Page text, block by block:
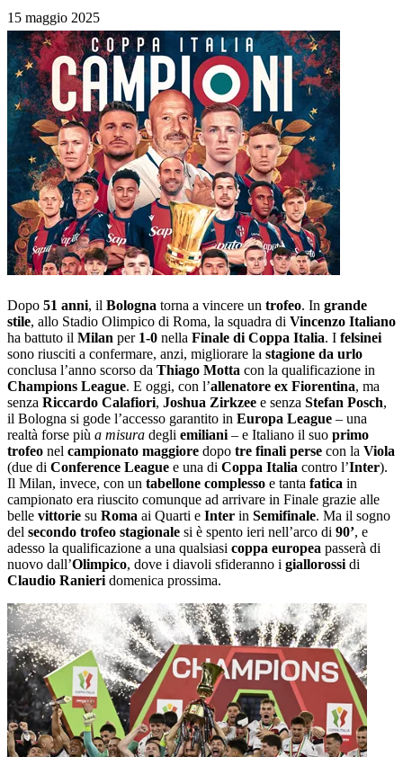
15 maggio 2025
Dopo 51 anni, il Bologna torna a vincere un trofeo. In grande
stile, allo Stadio Olimpico di Roma, la squadra di Vincenzo Italiano
ha battuto il Milan per 1-0 nella Finale di Coppa Italia. I felsinei
sono riusciti a confermare, anzi, migliorare la stagione da urlo
conclusa l’anno scorso da Thiago Motta con la qualificazione in
Champions League. E oggi, con l’allenatore ex Fiorentina, ma
senza Riccardo Calafiori, Joshua Zirkzee e senza Stefan Posch,
il Bologna si gode l’accesso garantito in Europa League – una
realtà forse più a misura degli emiliani – e Italiano il suo primo
trofeo nel campionato maggiore dopo tre finali perse con la Viola
(due di Conference League e una di Coppa Italia contro l’Inter).
Il Milan, invece, con un tabellone complesso e tanta fatica in
campionato era riuscito comunque ad arrivare in Finale grazie alle
belle vittorie su Roma ai Quarti e Inter in Semifinale. Ma il sogno
del secondo trofeo stagionale si è spento ieri nell’arco di 90’, e
adesso la qualificazione a una qualsiasi coppa europea passerà di
nuovo dall’Olimpico, dove i diavoli sfideranno i giallorossi di
Claudio Ranieri domenica prossima.